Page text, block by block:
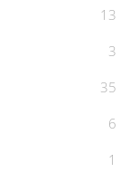
13
3
35
6
1